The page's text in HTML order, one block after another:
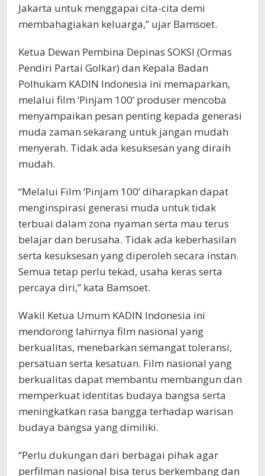
Jakarta untuk menggapai cita-cita demi
membahagiakan keluarga,” ujar Bamsoet.
Ketua Dewan Pembina Depinas SOKSI (Ormas
Pendiri Partai Golkar) dan Kepala Badan
Polhukam KADIN Indonesia ini memaparkan,
melalui film ‘Pinjam 100’ produser mencoba
menyampaikan pesan penting kepada generasi
muda zaman sekarang untuk jangan mudah
menyerah. Tidak ada kesuksesan yang diraih
mudah.
“Melalui Film ‘Pinjam 100’ diharapkan dapat
menginspirasi generasi muda untuk tidak
terbuai dalam zona nyaman serta mau terus
belajar dan berusaha. Tidak ada keberhasilan
serta kesuksesan yang diperoleh secara instan.
Semua tetap perlu tekad, usaha keras serta
percaya diri,” kata Bamsoet.
Wakil Ketua Umum KADIN Indonesia ini
mendorong lahirnya film nasional yang
berkualitas, menebarkan semangat toleransi,
persatuan serta kesatuan. Film nasional yang
berkualitas dapat membantu membangun dan
memperkuat identitas budaya bangsa serta
meningkatkan rasa bangga terhadap warisan
budaya bangsa yang dimiliki.
“Perlu dukungan dari berbagai pihak agar
perfilman nasional bisa terus berkembang dan